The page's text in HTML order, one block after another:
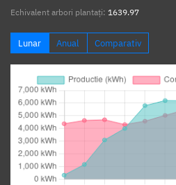
Echivalent arbori plantați: 1639.97
Lunar Anual Comparativ